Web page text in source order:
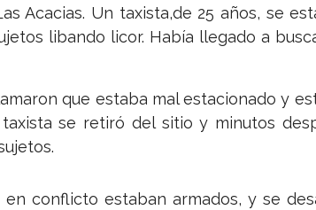
Acacias. Un taxista,de 25 años, se
libando licor. Había llegado a
que estaba mal estacionado y
se retiró del sitio y minutos
conflicto estaban armados, y se